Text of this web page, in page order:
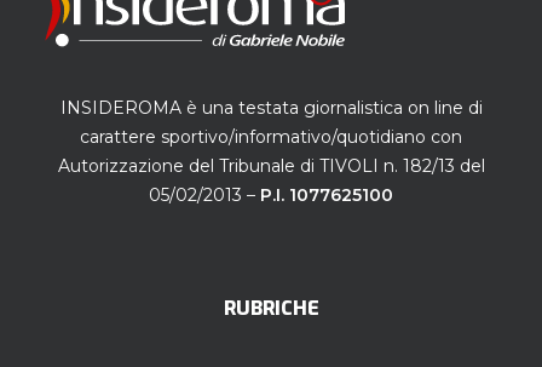
INSIDEROMA è una testata giornalistica on line di
carattere sportivo/informativo/quotidiano con
Autorizzazione del Tribunale di TIVOLI n. 182/13 del
05/02/2013 – P.I. 1077625100
RUBRICHE